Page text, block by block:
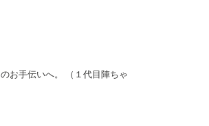
お手伝いへ。 （１代目陣ちゃ